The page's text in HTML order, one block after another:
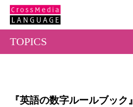
TOPICS
『英語の数字ルールブック』